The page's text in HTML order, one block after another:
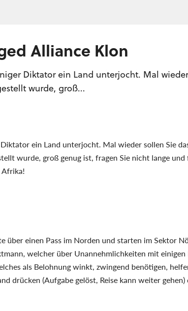
Alliance Klon
Diktator ein Land unterjocht. Mal
wurde, groß...
ein Land unterjocht. Mal wieder sollen Sie
wurde, groß genug ist, fragen Sie nicht lange und
Afrika!
über einen Pass im Norden und starten im Sektor
welcher über Unannehmlichkeiten mit einigen
als Belohnung winkt, zwingend benötigen,
drücken (Aufgabe gelöst, Reise kann weiter gehen)